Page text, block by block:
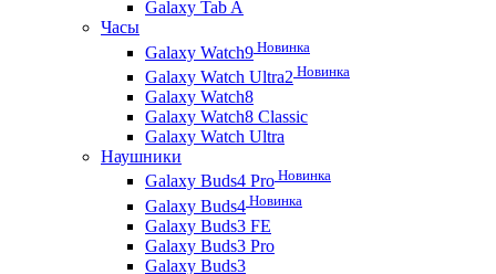
Galaxy Tab A
Часы
Galaxy Watch9 Новинка
Galaxy Watch Ultra2 Новинка
Galaxy Watch8
Galaxy Watch8 Classic
Galaxy Watch Ultra
Наушники
Galaxy Buds4 Pro Новинка
Galaxy Buds4 Новинка
Galaxy Buds3 FE
Galaxy Buds3 Pro
Galaxy Buds3